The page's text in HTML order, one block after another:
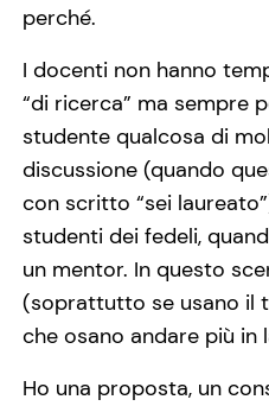
perché.
I docenti non hanno
“di ricerca” ma sempre
studente qualcosa di
discussione (quando
con scritto “sei
studenti dei fedeli,
un mentor. In questo
(soprattutto se usano il
che osano andare più
Ho una proposta, un